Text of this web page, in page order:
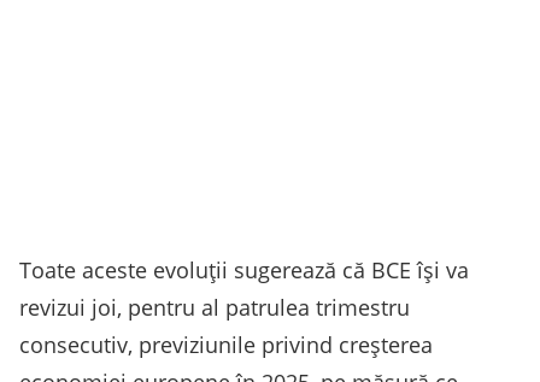
Toate aceste evoluţii sugerează că BCE îşi va
revizui joi, pentru al patrulea trimestru
consecutiv, previziunile privind creşterea